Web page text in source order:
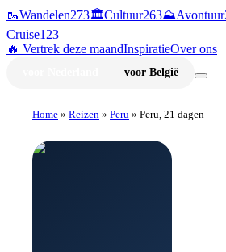
🥾Wandelen273🏛️Cultuur263⛰️Avontuur
Cruise123
🔥 Vertrek deze maandInspiratieOver ons
voor België
Home » Reizen » Peru » Peru, 21 dagen